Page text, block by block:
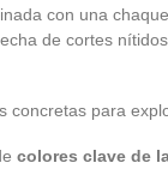
con una
de cortes
concretas para
colores clave de